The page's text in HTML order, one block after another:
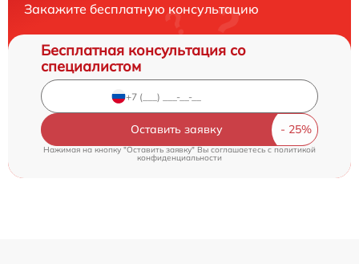
Закажите бесплатную консультацию
Бесплатная консультация со
специалистом
Оставить заявку
Нажимая на кнопку "Оставить заявку" Вы соглашаетесь cполитикой
конфиденциальности